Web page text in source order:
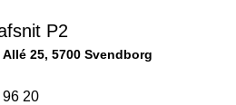
P2
Allé 25, 5700 Svendborg
20